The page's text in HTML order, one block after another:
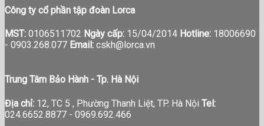
Công ty cổ phần tập đoàn Lorca
MST: 0106511702 Ngày cấp: 15/04/2014 Hotline: 18006690
- 0903.268.077 Email: cskh@lorca.vn
Trung Tâm Bảo Hành - Tp. Hà Nội
Địa chỉ: 12, TC 5 , Phường Thanh Liệt, TP. Hà Nội Tel:
024.6652.8877 - 0969.692.466